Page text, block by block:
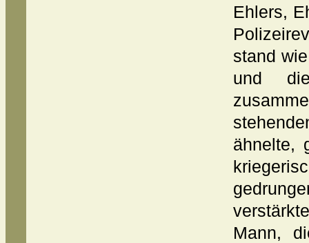
Ehlers,
stand
und
ähnelte,
Mann,